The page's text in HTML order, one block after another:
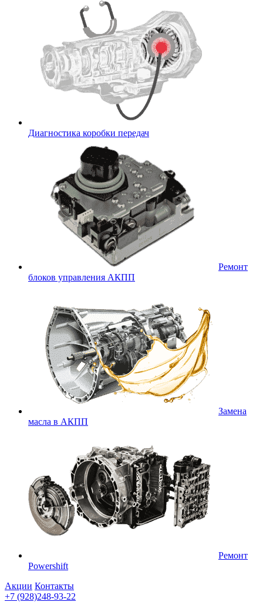
Диагностика коробки передач
Ремонт
блоков управления АКПП
Замена
масла в АКПП
Ремонт
Powershift
Акции Контакты
+7 (928)248-93-22